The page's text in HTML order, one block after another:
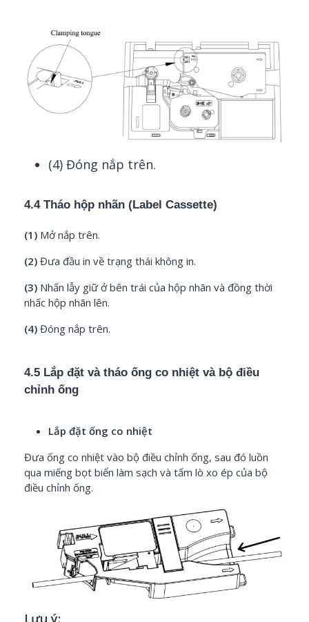
(4) Đóng nắp trên.
4.4 Tháo hộp nhãn (Label Cassette)
(1) Mở nắp trên.
(2) Đưa đầu in về trạng thái không in.
(3) Nhấn lẫy giữ ở bên trái của hộp nhãn và đồng thời
nhấc hộp nhãn lên.
(4) Đóng nắp trên.
4.5 Lắp đặt và tháo ống co nhiệt và bộ điều
chỉnh ống
Lắp đặt ống co nhiệt
Đưa ống co nhiệt vào bộ điều chỉnh ống, sau đó luồn
qua miếng bọt biển làm sạch và tấm lò xo ép của bộ
điều chỉnh ống.
Lưu ý: